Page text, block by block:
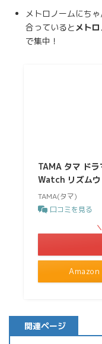
メトロノームにち
合っているとメト
で集中！
TAMA タマ ド
Watch リズム
TAMA(タマ)
口コミを見る
Amazon
関連ページ